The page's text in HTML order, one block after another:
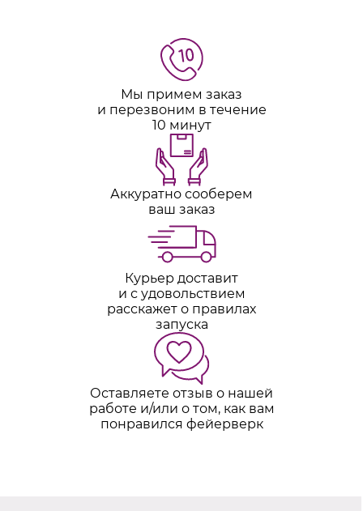
Мы примем заказ
и перезвоним в течение
10 минут
Аккуратно сооберем
ваш заказ
Курьер доставит
и с удовольствием
расскажет о правилах
запуска
Оставляете отзыв о нашей
работе и/или о том, как вам
понравился фейерверк